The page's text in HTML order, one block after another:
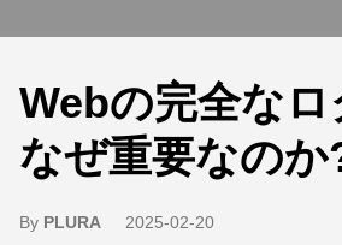
Webの完全なロ
なぜ重要なのか
By PLURA 2025-02-20